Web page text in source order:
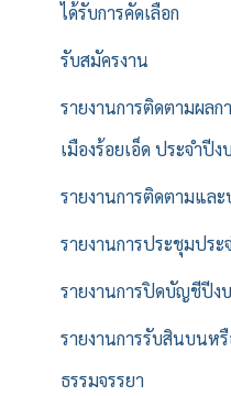
ได้รับการคัดเลือก
รับสมัครงาน
รายงานการติดตามผลก
เมืองร้อยเอ็ด ประจำปี
รายงานการติดตามแล
รายงานการประชุมประ
รายงานการปิดบัญชีปีง
รายงานการรับสินบนห
ธรรมจรรยา